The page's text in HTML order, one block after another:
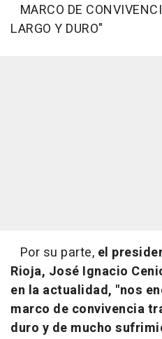
MARCO DE
LARGO Y DURO"
Por su parte, el
Rioja, José Ignacio
en la actualidad, "nos
marco de convivencia
duro y de mucho